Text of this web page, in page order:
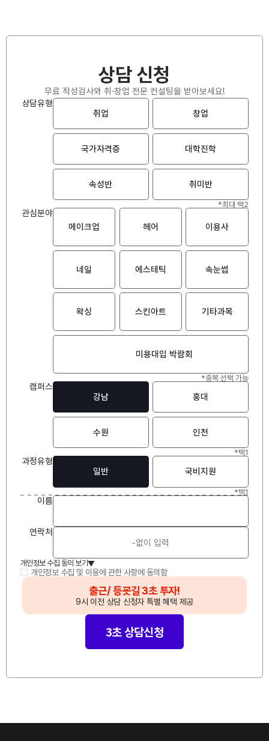
상담 신청
무료 적성검사와 취·창업 전문 컨설팅을 받아보세요!
상담유형
취업
창업
국가자격증 대학진학
속성반 취미반
*최대 택2
관심분야
메이크업
헤어 이용사
네일 에스테틱 속눈썹
왁싱 스킨아트 기타과목
미용대입 박람회
*중복 선택 가능
캠퍼스
강남
홍대
수원 인천
*택1
과정유형
일반
국비지원
*택1
이름
연락처
개인정보 수집 동의 보기▲
개인정보 수집 및 이용에 관한 사항에 동의함
🔥출근/ 등굣길 3초 투자!
9시 이전 상담 신청자 특별 혜택 제공
3초 상담신청